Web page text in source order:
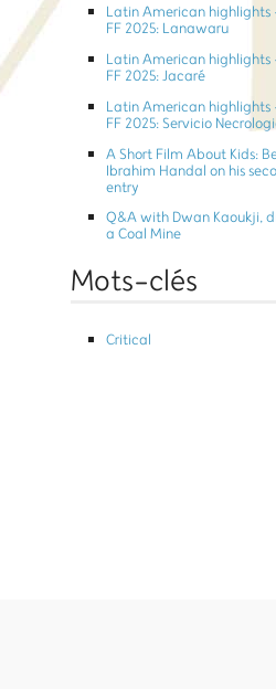
Latin American
FF 2025: Lanawaru
Latin American
FF 2025: Jacaré
Latin American
FF 2025: Servicio
A Short Film About Kids:
Ibrahim Handal on his
entry
Q&A with Dwan Kaoukji,
a Coal Mine
Mots-clés
Critical